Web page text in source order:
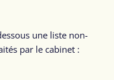
une liste non-
par le cabinet :